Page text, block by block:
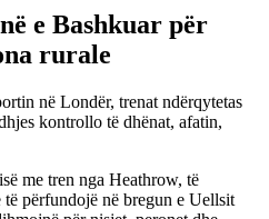
e Bashkuar për
rurale
në Londër, trenat ndërqytetas
kontrollo të dhënat, afatin,
me tren nga Heathrow, të
përfundojë në bregun e Uellsit